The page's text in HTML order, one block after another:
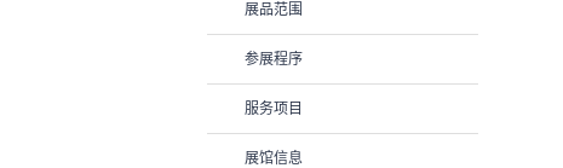
展品范围
参展程序
服务项目
展馆信息